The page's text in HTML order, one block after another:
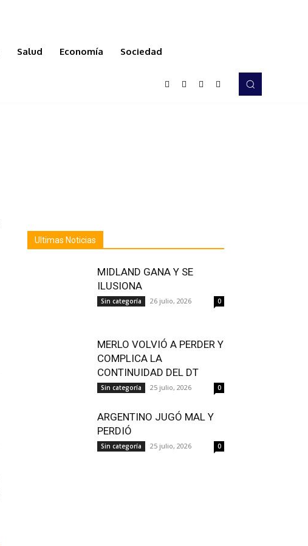
Salud Economía Sociedad
Ultimas Noticias
MIDLAND GANA Y SE
ILUSIONA
Sin categoría 26 julio, 2026 0
MERLO VOLVIÓ A PERDER Y
COMPLICA LA
CONTINUIDAD DEL DT
Sin categoría 25 julio, 2026 0
ARGENTINO JUGÓ MAL Y
PERDIÓ
Sin categoría 25 julio, 2026 0